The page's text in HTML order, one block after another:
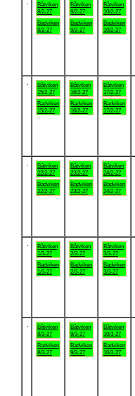
Båtviken
8/2-27
Badviken
8/2-27
Båtviken
9/2-27
Badviken
9/2-27
Båtviken
10/2-27
Badviken
10/2-27
Båtviken
15/2-27
Badviken
15/2-27
Båtviken
16/2-27
Badviken
16/2-27
Båtviken
17/2-27
Badviken
17/2-27
Båtviken
22/2-27
Badviken
22/2-27
Båtviken
23/2-27
Badviken
23/2-27
Båtviken
24/2-27
Badviken
24/2-27
Båtviken
1/3-27
Badviken
1/3-27
Båtviken
2/3-27
Badviken
2/3-27
Båtviken
3/3-27
Badviken
3/3-27
Båtviken
8/3-27
Badviken
8/3-27
Båtviken
9/3-27
Badviken
9/3-27
Båtviken
10/3-27
Badviken
10/3-27